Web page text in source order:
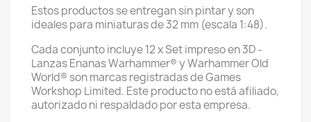
Estos productos se entregan sin pintar y son
ideales para miniaturas de 32 mm (escala 1:48).
Cada conjunto incluye 12 x Set impreso en 3D -
Lanzas Enanas Warhammer® y Warhammer Old
World® son marcas registradas de Games
Workshop Limited. Este producto no está afiliado,
autorizado ni respaldado por esta empresa.